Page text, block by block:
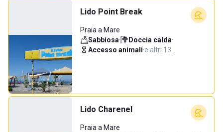
Lido Point Break
Praia a Mare
Sabbiosa· Doccia calda·
Accesso animali·e altri 13…
Lido Charenel
Praia a Mare